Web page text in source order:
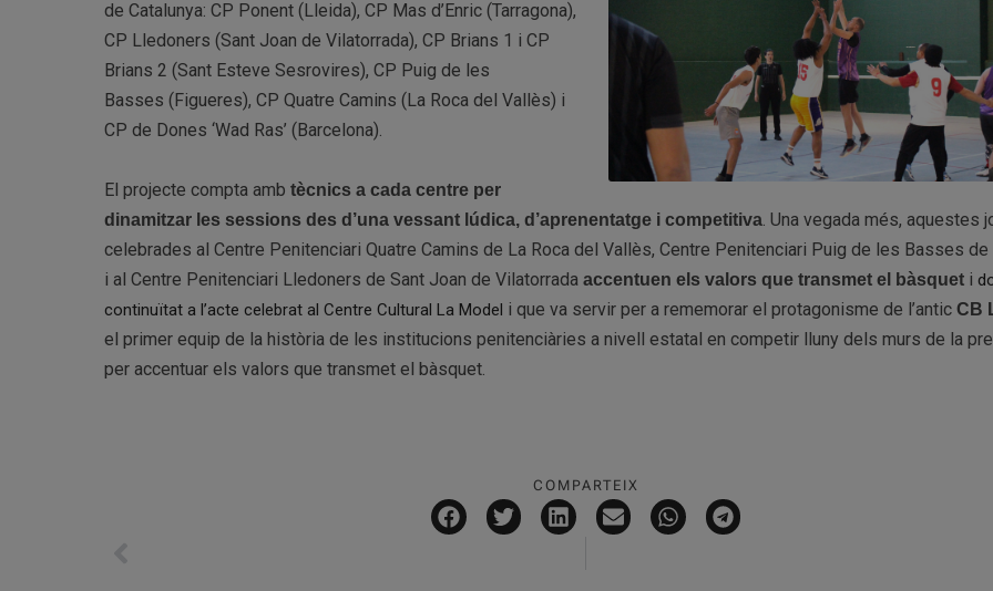
de Catalunya: CP Ponent (Lleida), CP Mas d’Enric (Tarragona),
CP Lledoners (Sant Joan de Vilatorrada), CP Brians 1 i CP
Brians 2 (Sant Esteve Sesrovires), CP Puig de les
Basses (Figueres), CP Quatre Camins (La Roca del Vallès) i
CP de Dones ‘Wad Ras’ (Barcelona).
El projecte compta ambtècnics a cada centre per
dinamitzar les sessions des d’una vessant lúdica, d’aprenentatge i competitiva. Una vegada més, aquestes
celebrades al Centre Penitenciari Quatre Camins de La Roca del Vallès, Centre Penitenciari Puig de les Basses
i al Centre Penitenciari Lledoners de Sant Joan de Vilatorradaaccentuen els valors que transmet el bàsquet i
continuïtat a l’acte celebrat al Centre Cultural La Model i que va servir per a rememorar el protagonisme de l’anticCB
el primer equip de la història de les institucions penitenciàries a nivell estatal en competir lluny dels murs de la
per accentuar els valors que transmet el bàsquet.
COMPARTEIX